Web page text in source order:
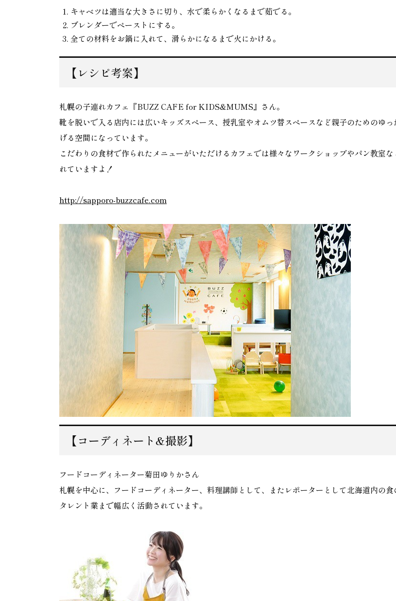
キャベツは適当な大きさに切り、水で柔らかくなるまで茹でる。
ブレンダーでペーストにする。
全ての材料をお鍋に入れて、滑らかになるまで火にかける。
【レシピ考案】
札幌の子連れカフェ『BUZZ CAFE for KIDS&MUMS』さん。
靴を脱いで入る店内には広いキッズスペース、授乳室やオムツ替スペースなど親子のためのゆっ
げる空間になっています。
こだわりの食材で作られたメニューがいただけるカフェでは様々なワークショップやパン教室な
れていますよ！
http://sapporo-buzzcafe.com
【コーディネート&撮影】
フードコーディネーター菊田ゆりかさん
札幌を中心に、フードコーディネーター、料理講師として、またレポーターとして北海道内の食
タレント業まで幅広く活動されています。